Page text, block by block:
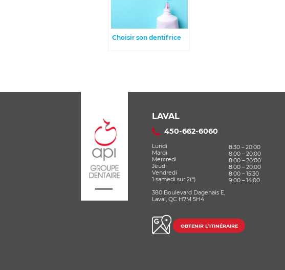
Choisir son dentifrice
LAVAL
450-662-6060
Lundi
8:30 – 20:00
Mardi
8:00 – 20:00
Mercredi
8:00 – 20:00
Jeudi
8:00 – 20:00
Vendredi
8:00 – 15:30
1 samedi sur 2(*)
9:00 – 14:00
380 Boulevard Dagenais E,
Laval, QC H7M 5H4
OBTENIR L’ITINÉRAIRE